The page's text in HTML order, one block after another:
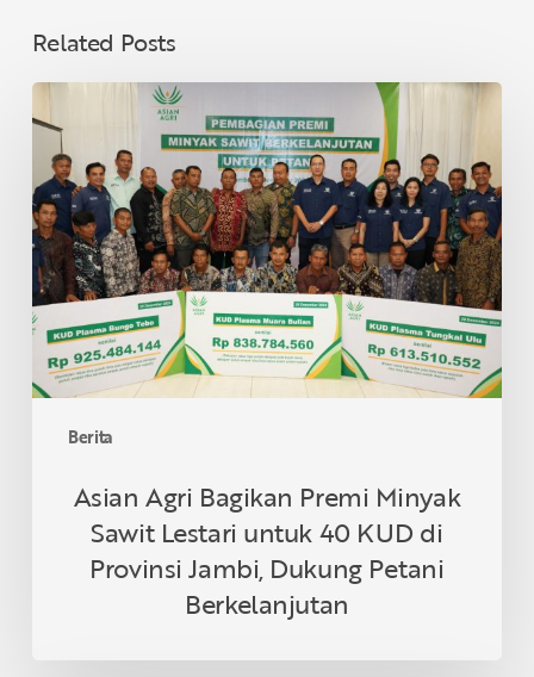
Related Posts
Berita
Asian
Agri
Bagikan
Premi
Minyak
Sawit
Lestari
untuk
40
KUD
di
Dukung
Petani
Berkelanjutan
Asian Agri Bagikan Premi Minyak
Sawit Lestari untuk 40 KUD di
Provinsi Jambi, Dukung Petani
Berkelanjutan